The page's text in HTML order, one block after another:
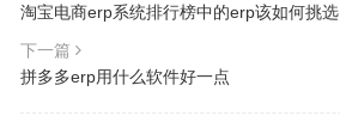
淘宝电商erp系统排行榜中的erp该如何挑选
下一篇
拼多多erp用什么软件好一点